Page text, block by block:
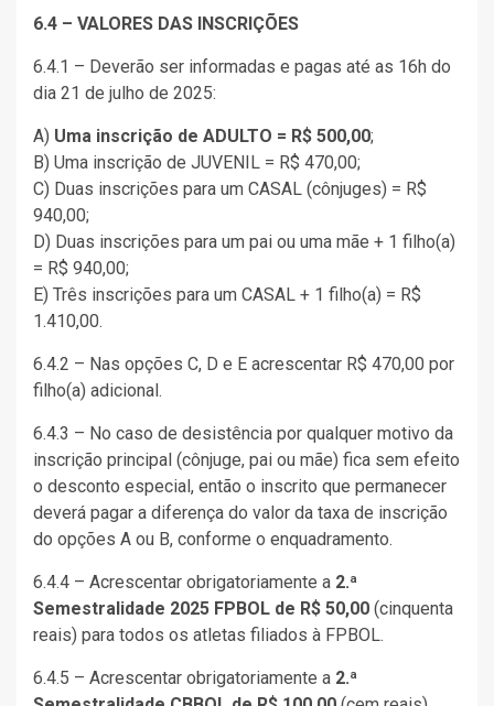
6.4 – VALORES DAS INSCRIÇÕES
6.4.1 – Deverão ser informadas e pagas até as 16h do
dia 21 de julho de 2025:
A) Uma inscrição de ADULTO = R$ 500,00;
B) Uma inscrição de JUVENIL = R$ 470,00;
C) Duas inscrições para um CASAL (cônjuges) = R$
940,00;
D) Duas inscrições para um pai ou uma mãe + 1 filho(a)
= R$ 940,00;
E) Três inscrições para um CASAL + 1 filho(a) = R$
1.410,00.
6.4.2 – Nas opções C, D e E acrescentar R$ 470,00 por
filho(a) adicional.
6.4.3 – No caso de desistência por qualquer motivo da
inscrição principal (cônjuge, pai ou mãe) fica sem efeito
o desconto especial, então o inscrito que permanecer
deverá pagar a diferença do valor da taxa de inscrição
do opções A ou B, conforme o enquadramento.
6.4.4 – Acrescentar obrigatoriamente a 2.ª
Semestralidade 2025 FPBOL de R$ 50,00 (cinquenta
reais) para todos os atletas filiados à FPBOL.
6.4.5 – Acrescentar obrigatoriamente a 2.ª